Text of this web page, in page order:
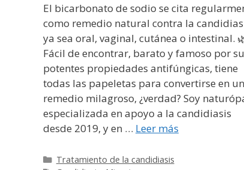
El bicarbonato de sodio se cita
como remedio natural contra la
ya sea oral, vaginal, cutánea o intestinal.
Fácil de encontrar, barato y famoso por
potentes propiedades antifúngicas, tiene
todas las papeletas para convertirse en un
remedio milagroso, ¿verdad? Soy
especializada en apoyo a la candidiasis
desde 2019, y en … Leer más
Categorías
Tratamiento de la candidiasis